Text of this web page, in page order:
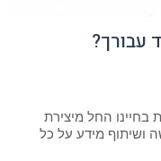
עבורך?
החל מיצירת
ושיתוף מידע על כל